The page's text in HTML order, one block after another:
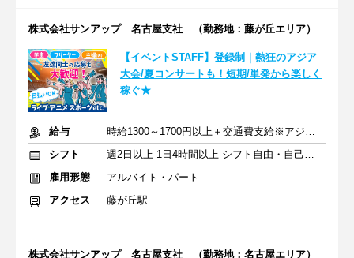
株式会社サンアップ 名古屋支社 （勤務地：藤が丘エリア）
【イベントSTAFF】登録制｜熱狂のアジア
大会/夏コンサートも！短期/単発から楽しく
稼ぐ★
給与
時給1300～1700円以上＋交通費支給※アジア大会手当もあり
シフト
週2日以上 1日4時間以上 シフト自由・自己申告
雇用形態
アルバイト・パート
アクセス
藤が丘駅
株式会社サンアップ 名古屋支社 （勤務地：名古屋エリア）